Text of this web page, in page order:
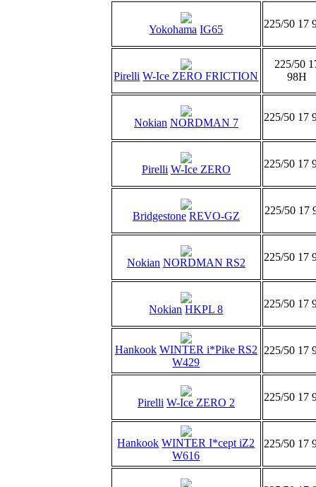
Yokohama IG65 225/50 17
Pirelli W-Ice ZERO FRICTION
225/50
98H
Nokian NORDMAN 7 225/50 17
Pirelli W-Ice ZERO 225/50 17
Bridgestone REVO-GZ 225/50 17
Nokian NORDMAN RS2 225/50 17
Nokian HKPL 8 225/50 17
Hankook WINTER i*Pike RS2
W429
225/50 17
Pirelli W-Ice ZERO 2 225/50 17
Hankook WINTER I*cept iZ2
W616
225/50 17